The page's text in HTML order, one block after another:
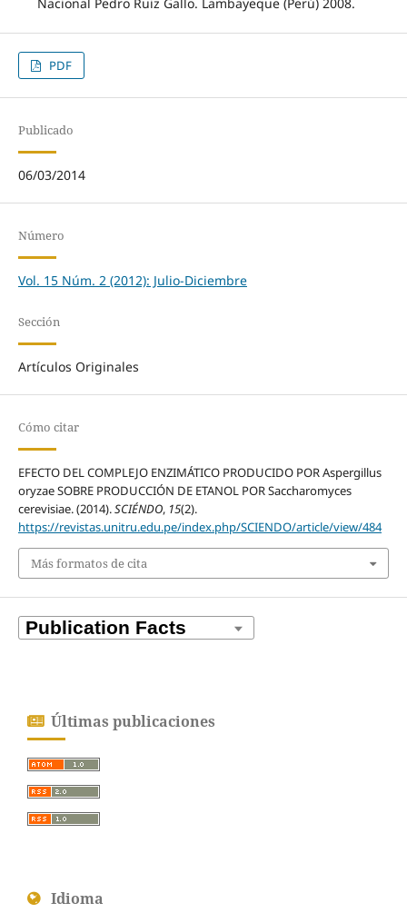
PDF
Publicado
06/03/2014
Número
Vol. 15 Núm. 2 (2012): Julio-Diciembre
Sección
Artículos Originales
Cómo citar
EFECTO DEL COMPLEJO ENZIMÁTICO PRODUCIDO POR Aspergillus
oryzae SOBRE PRODUCCIÓN DE ETANOL POR Saccharomyces
cerevisiae. (2014).SCIÉNDO, 15(2).
https://revistas.unitru.edu.pe/index.php/SCIENDO/article/view/484
Más formatos de cita
Últimas publicaciones
Idioma